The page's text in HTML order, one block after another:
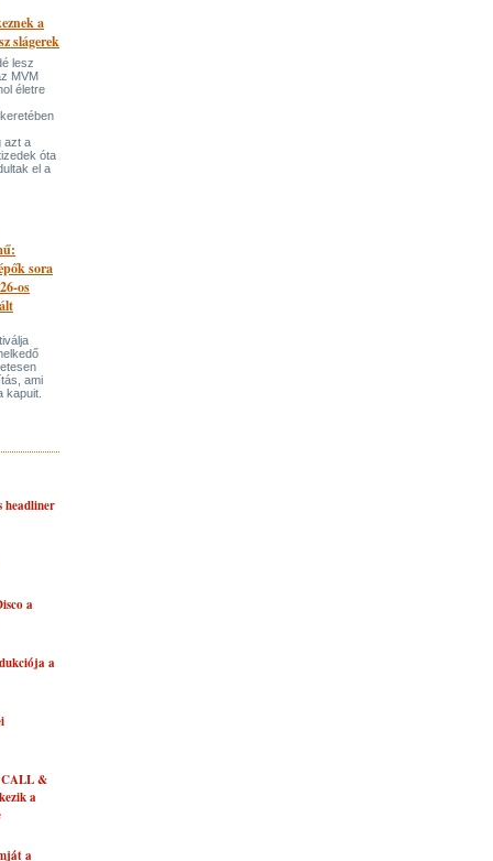
a
slágerek
lesz
MVM
életre
azt a
óta
el a
sora
os
ami
kapuit.
headliner
a
a
CALL &
a
a